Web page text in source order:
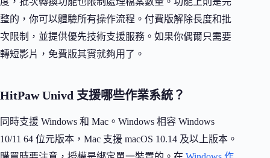
整的，你可以體驗所有操作流程。付費版解除長度和批
次限制，並提供優先技術支援服務。如果你偶爾只需要
轉短影片，免費版其實就夠用了。
HitPaw Univd 支援哪些作業系統？
同時支援 Windows 和 Mac。Windows 相容 Windows
10/11 64 位元版本，Mac 支援 macOS 10.14 及以上版本。